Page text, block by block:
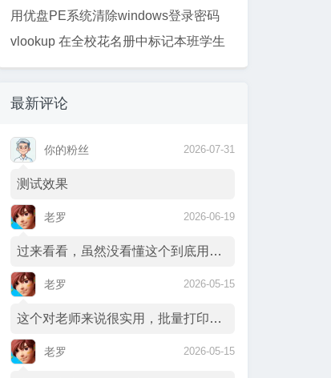
用优盘PE系统清除windows登录密码
vlookup 在全校花名册中标记本班学生
最新评论
2026-07-31
你的粉丝
测试效果
2026-06-19
老罗
过来看看，虽然没看懂这个到底用在什么地方…
2026-05-15
老罗
这个对老师来说很实用，批量打印录取通知书…
2026-05-15
老罗